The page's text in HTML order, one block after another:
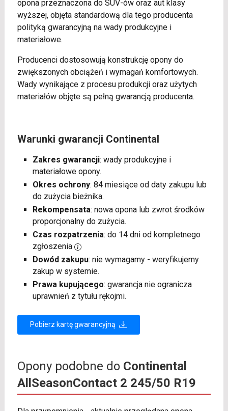
opona przeznaczona do SUV-ów oraz aut klasy
wyższej, objęta standardową dla tego producenta
polityką gwarancyjną na wady produkcyjne i
materiałowe.
Producenci dostosowują konstrukcję opony do
zwiększonych obciążeń i wymagań komfortowych.
Wady wynikające z procesu produkcji oraz użytych
materiałów objęte są pełną gwarancją producenta.
Warunki gwarancji Continental
Zakres gwarancji: wady produkcyjne i
materiałowe opony.
Okres ochrony: 84 miesiące od daty zakupu lub
do zużycia bieżnika.
Rekompensata: nowa opona lub zwrot środków
proporcjonalny do zużycia.
Czas rozpatrzenia: do 14 dni od kompletnego
zgłoszenia
Dowód zakupu: nie wymagamy - weryfikujemy
zakup w systemie.
Prawa kupującego: gwarancja nie ogranicza
uprawnień z tytułu rękojmi.
Pobierz kartę gwarancyjną
Opony podobne do Continental
AllSeasonContact 2 245/50 R19